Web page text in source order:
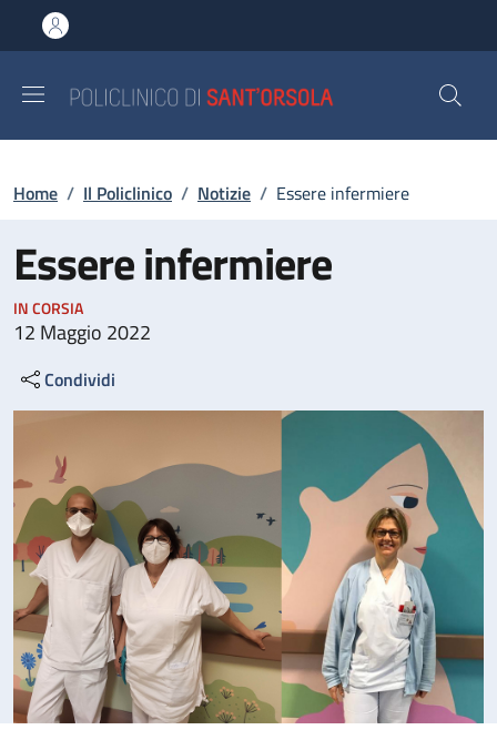
al contenuto principale
to footer content
Briciole di pane
Home / Il Policlinico / Notizie / Essere infermiere
Essere infermiere
IN CORSIA
12 Maggio 2022
Condividi